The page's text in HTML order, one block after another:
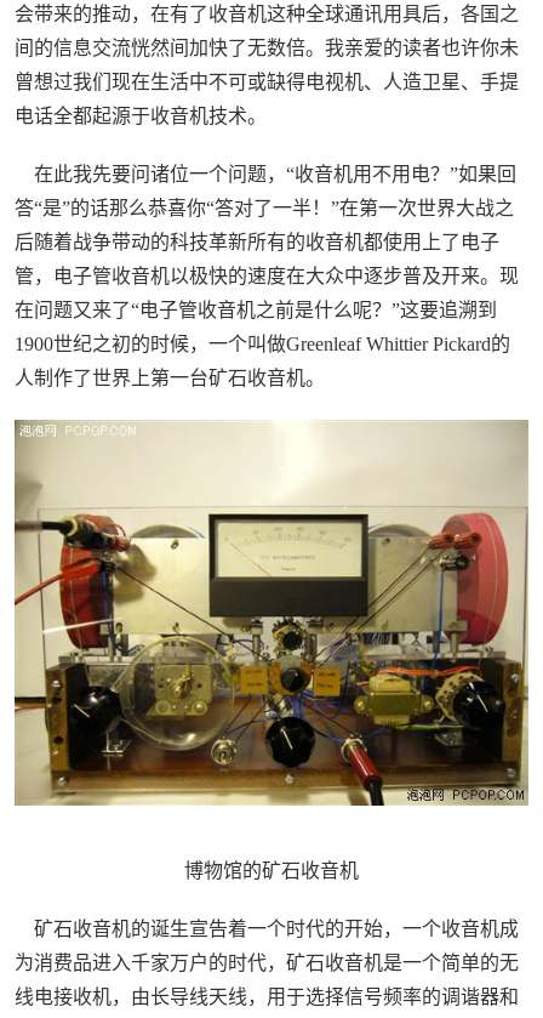
会带来的推动，在有了收音机这种全球通讯用具后，各国之
间的信息交流恍然间加快了无数倍。我亲爱的读者也许你未
曾想过我们现在生活中不可或缺得电视机、人造卫星、手提
电话全都起源于收音机技术。
在此我先要问诸位一个问题，“收音机用不用电？”如果回
答“是”的话那么恭喜你“答对了一半！”在第一次世界大战之
后随着战争带动的科技革新所有的收音机都使用上了电子
管，电子管收音机以极快的速度在大众中逐步普及开来。现
在问题又来了“电子管收音机之前是什么呢？”这要追溯到
1900世纪之初的时候，一个叫做Greenleaf Whittier Pickard的
人制作了世界上第一台矿石收音机。
博物馆的矿石收音机
矿石收音机的诞生宣告着一个时代的开始，一个收音机成
为消费品进入千家万户的时代，矿石收音机是一个简单的无
线电接收机，由长导线天线，用于选择信号频率的调谐器和